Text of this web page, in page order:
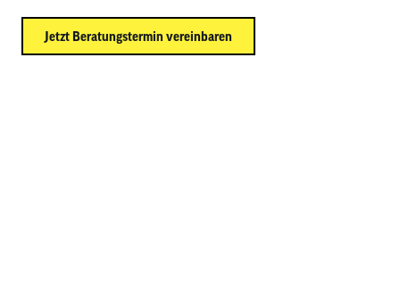
Jetzt Beratungstermin vereinbaren